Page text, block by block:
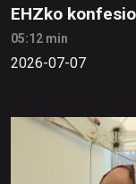
EHZko
05:12 min
2026-07-07